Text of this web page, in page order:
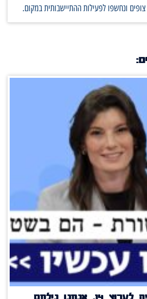
ונחשפו לפעילות ההתיישבותית במקום.
לא יסתמו את הפה לערוץ 14, אנחנו נילחם